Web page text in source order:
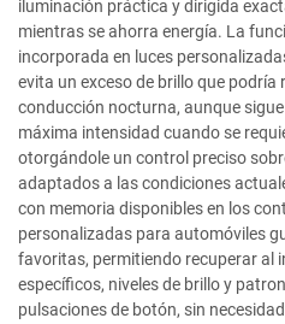
iluminación práctica y dirigida
mientras se ahorra energía. La
incorporada en luces
evita un exceso de brillo que
conducción nocturna, aunque
máxima intensidad cuando se
otorgándole un control preciso
adaptados a las condiciones
con memoria disponibles en los
personalizadas para automóviles
favoritas, permitiendo recuperar al
específicos, niveles de brillo y
pulsaciones de botón, sin